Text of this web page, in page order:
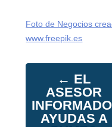
Foto de Negocios
www.freepik.es
← EL
ASESOR
AYUDAS A